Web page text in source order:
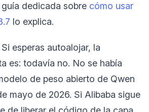
dedicada sobre cómo usar
lo explica.
Si esperas autoalojar, la
es: todavía no. No se había
de peso abierto de Qwen
mayo de 2026. Si Alibaba sigue